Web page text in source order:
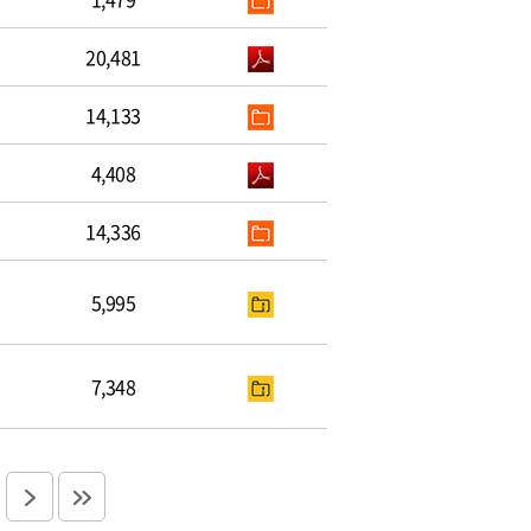
20,481
14,133
4,408
14,336
5,995
7,348